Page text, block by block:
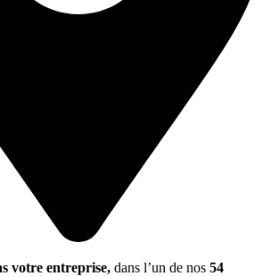
votre entreprise, dans l’un de nos 54